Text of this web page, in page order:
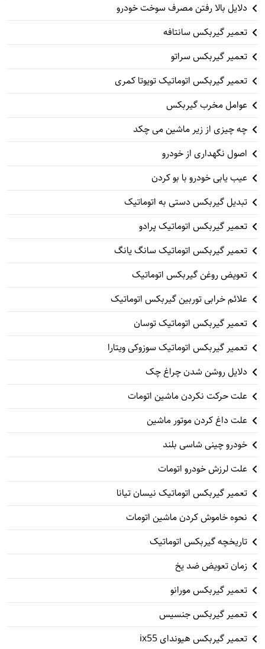
دلایل بالا رفتن مصرف سوخت خودرو
تعمیر گیربکس سانتافه
تعمیر گیربکس سراتو
تعمیر گیربکس اتوماتیک تویوتا کمری
عوامل مخرب گیربکس
چه چیزی از زیر ماشین می چکد
اصول نگهداری از خودرو
عیب یابی خودرو با بو کردن
تبدیل گیربکس دستی به اتوماتیک
تعمیر گیربکس اتوماتیک پرادو
تعمیر گیربکس اتوماتیک سانگ یانگ
تعویض روغن گیربکس اتوماتیک
علائم خرابی توربین گیربکس اتوماتیک
تعمیر گیربکس اتوماتیک توسان
تعمیر گیربکس اتوماتیک سوزوکی ویتارا
دلایل روشن شدن چراغ چک
علت حرکت نکردن ماشین اتومات
علت داغ کردن موتور ماشین
خودرو چینی شاسی بلند
علت لرزش خودرو اتومات
تعمیر گیربکس اتوماتیک نیسان تیانا
نحوه خاموش کردن ماشین اتومات
تاریخچه گیربکس اتوماتیک
زمان تعویض ضد یخ
تعمیر گیربکس مورانو
تعمیر گیربکس جنسیس
تعمیر گیربکس هیوندای ix55